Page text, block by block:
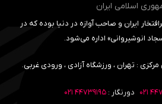
اسلامی ایران
ایران و صاحب آوازه در دنیا بوده که در
انوشیروانی» اداره می‌شود.
: تهران ، ورزشگاه آزادی ، ورودی غربی.
۰۲۱ دورنگار :۴۴۷۳۹۱۹۵ ۰۲۱